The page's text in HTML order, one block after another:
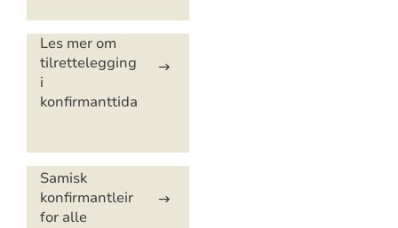
Les mer om
tilrettelegging
i
konfirmanttida
Samisk
konfirmantleir
for alle